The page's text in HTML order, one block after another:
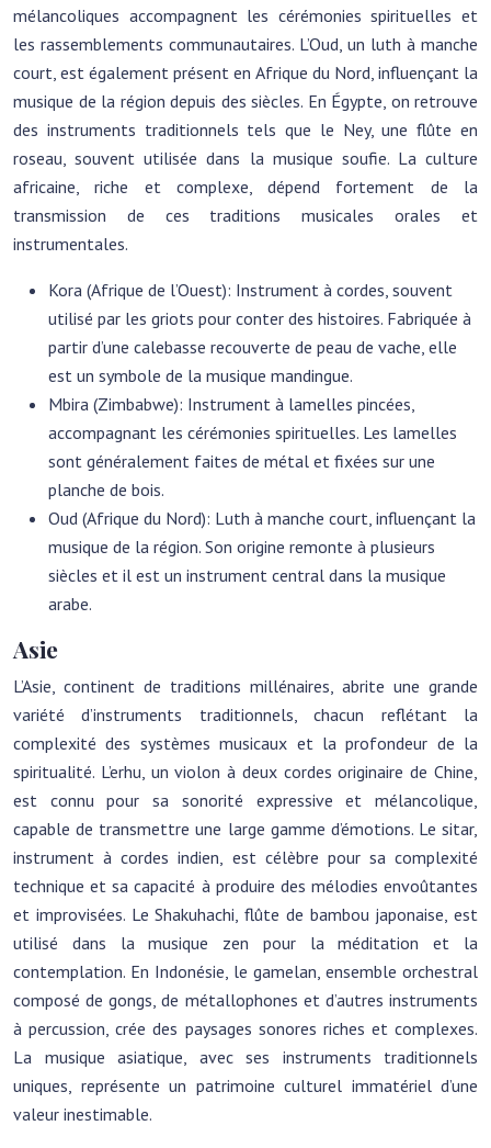
mélancoliques accompagnent les cérémonies spirituelles et
les rassemblements communautaires. L’Oud, un luth à manche
court, est également présent en Afrique du Nord, influençant la
musique de la région depuis des siècles. En Égypte, on retrouve
des instruments traditionnels tels que le Ney, une flûte en
roseau, souvent utilisée dans la musique soufie. La culture
africaine, riche et complexe, dépend fortement de la
transmission de ces traditions musicales orales et
instrumentales.
Kora (Afrique de l’Ouest): Instrument à cordes, souvent
utilisé par les griots pour conter des histoires. Fabriquée à
partir d’une calebasse recouverte de peau de vache, elle
est un symbole de la musique mandingue.
Mbira (Zimbabwe): Instrument à lamelles pincées,
accompagnant les cérémonies spirituelles. Les lamelles
sont généralement faites de métal et fixées sur une
planche de bois.
Oud (Afrique du Nord): Luth à manche court, influençant la
musique de la région. Son origine remonte à plusieurs
siècles et il est un instrument central dans la musique
arabe.
Asie
L’Asie, continent de traditions millénaires, abrite une grande
variété d’instruments traditionnels, chacun reflétant la
complexité des systèmes musicaux et la profondeur de la
spiritualité. L’erhu, un violon à deux cordes originaire de Chine,
est connu pour sa sonorité expressive et mélancolique,
capable de transmettre une large gamme d’émotions. Le sitar,
instrument à cordes indien, est célèbre pour sa complexité
technique et sa capacité à produire des mélodies envoûtantes
et improvisées. Le Shakuhachi, flûte de bambou japonaise, est
utilisé dans la musique zen pour la méditation et la
contemplation. En Indonésie, le gamelan, ensemble orchestral
composé de gongs, de métallophones et d’autres instruments
à percussion, crée des paysages sonores riches et complexes.
La musique asiatique, avec ses instruments traditionnels
uniques, représente un patrimoine culturel immatériel d’une
valeur inestimable.